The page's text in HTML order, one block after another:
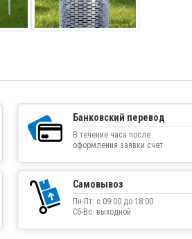
Банковский перевод
В течение часа после
оформления заявки счет
Самовывоз
Пн-Пт: с 09:00 до 18:00
Сб-Вс: выходной